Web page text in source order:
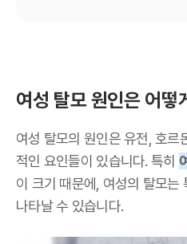
여성 탈모 원인은 어떻
여성 탈모의 원인은 유전, 호르
적인 요인들이 있습니다. 특히
이 크기 때문에, 여성의 탈모는
나타날 수 있습니다.